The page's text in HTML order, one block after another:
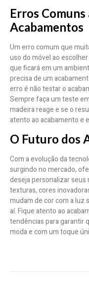
Erros
Acabamentos
Um erro comum que
uso do móvel ao
que ficará em um
precisa de um
erro é não testar o
Sempre faça um teste
madeira reage e se o
atento ao acabamento e
O Futuro dos
Com a evolução da
surgindo no mercado,
deseja personalizar
texturas, cores
mudam de cor com a luz
aí. Fique atento ao
tendências para garantir
moda e com um toque